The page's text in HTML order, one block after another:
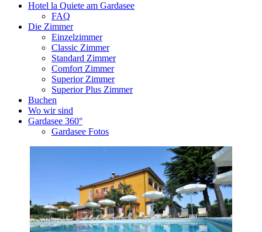
Hotel la Quiete am Gardasee
FAQ
Die Zimmer
Einzelzimmer
Classic Zimmer
Standard Zimmer
Comfort Zimmer
Superior Zimmer
Superior Plus Zimmer
Buchen
Wo wir sind
Gardasee 360°
Gardasee Fotos